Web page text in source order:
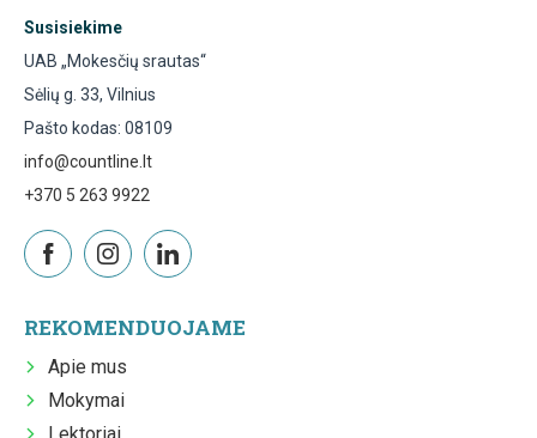
Susisiekime
UAB „Mokesčių srautas“
Sėlių g. 33, Vilnius
Pašto kodas: 08109
info@countline.lt
+370 5 263 9922
REKOMENDUOJAME
Apie mus
Mokymai
Lektoriai